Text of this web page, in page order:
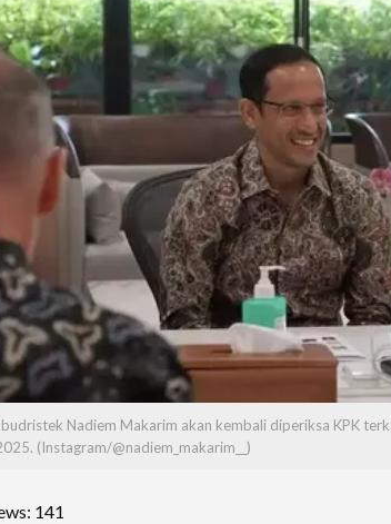
Nadiem Makarim akan kembali diperiksa KPK
(Instagram/@nadiem_makarim__)
141